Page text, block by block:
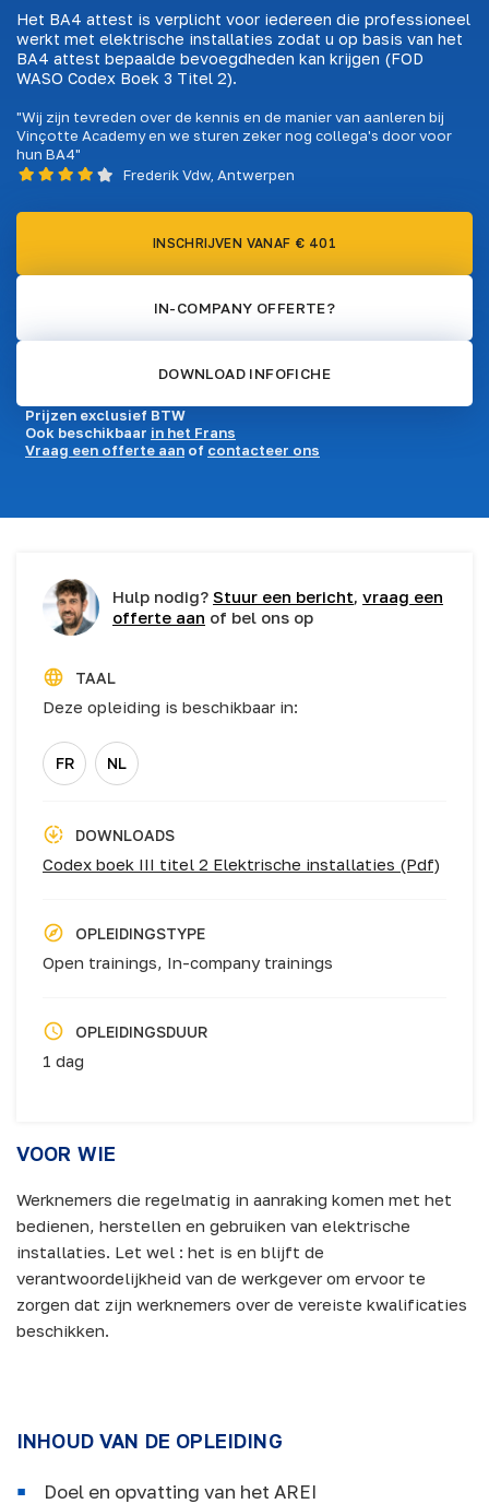
Het BA4 attest is verplicht voor iedereen die professioneel
werkt met elektrische installaties zodat u op basis van het
BA4 attest bepaalde bevoegdheden kan krijgen (FOD
WASO Codex Boek 3 Titel 2).
"Wij zijn tevreden over de kennis en de manier van aanleren bij
Vinçotte Academy en we sturen zeker nog collega's door voor
hun BA4"
Frederik Vdw, Antwerpen
INSCHRIJVEN VANAF € 401
IN-COMPANY OFFERTE?
DOWNLOAD INFOFICHE
Prijzen exclusief BTW
Ook beschikbaar in het Frans
Vraag een offerte aan of contacteer ons
VOOR WIE
Werknemers die regelmatig in aanraking komen met het
bedienen, herstellen en gebruiken van elektrische
installaties. Let wel : het is en blijft de
verantwoordelijkheid van de werkgever om ervoor te
zorgen dat zijn werknemers over de vereiste kwalificaties
beschikken.
INHOUD VAN DE OPLEIDING
Doel en opvatting van het AREI
Hulp nodig? Stuur een bericht, vraag een
offerte aan of bel ons op
TAAL
Deze opleiding is beschikbaar in:
FR NL
DOWNLOADS
Codex boek III titel 2 Elektrische installaties (Pdf)
OPLEIDINGSTYPE
Open trainings, In-company trainings
OPLEIDINGSDUUR
1 dag